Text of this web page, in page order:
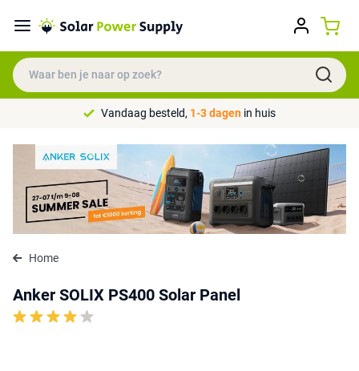
Vandaag besteld, 1-3 dagen in huis
Home
Anker SOLIX PS400 Solar Panel